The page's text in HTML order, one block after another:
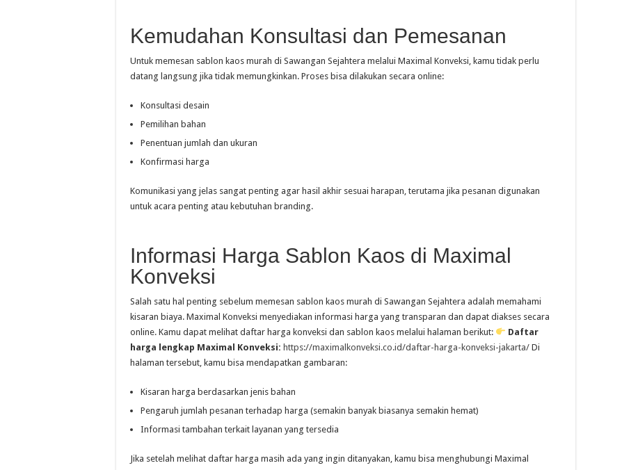
Kemudahan Konsultasi dan Pemesanan
Untuk memesan sablon kaos murah di Sawangan Sejahtera melalui Maximal Konveksi, kamu tidak perlu
datang langsung jika tidak memungkinkan. Proses bisa dilakukan secara online:
Konsultasi desain
Pemilihan bahan
Penentuan jumlah dan ukuran
Konfirmasi harga
Komunikasi yang jelas sangat penting agar hasil akhir sesuai harapan, terutama jika pesanan digunakan
untuk acara penting atau kebutuhan branding.
Informasi Harga Sablon Kaos di Maximal
Konveksi
Salah satu hal penting sebelum memesan sablon kaos murah di Sawangan Sejahtera adalah memahami
kisaran biaya. Maximal Konveksi menyediakan informasi harga yang transparan dan dapat diakses secara
online. Kamu dapat melihat daftar harga konveksi dan sablon kaos melalui halaman berikut:
Daftar
harga lengkap Maximal Konveksi: https://maximalkonveksi.co.id/daftar-harga-konveksi-jakarta/ Di
halaman tersebut, kamu bisa mendapatkan gambaran:
Kisaran harga berdasarkan jenis bahan
Pengaruh jumlah pesanan terhadap harga (semakin banyak biasanya semakin hemat)
Informasi tambahan terkait layanan yang tersedia
Jika setelah melihat daftar harga masih ada yang ingin ditanyakan, kamu bisa menghubungi Maximal